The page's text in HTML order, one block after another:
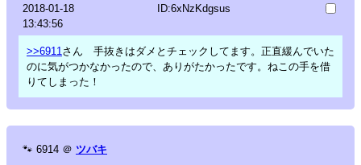
2018-01-18
13:43:56
ID:6xNzKdgsus
>>6911 さん 手抜きはダメとチェックしてます。正直緩んでいた
のに気がつかなかったので、ありがたかったです。ねこの手を借
りてしまった！
🐾 6914 ＠ ツバキ